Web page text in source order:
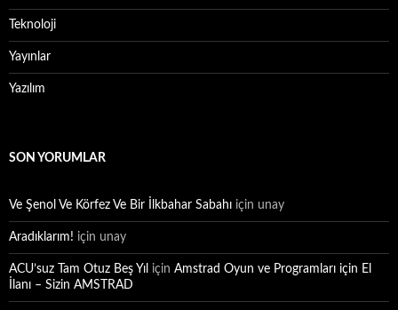
Teknoloji
Yayınlar
Yazılım
SON YORUMLAR
Ve Şenol Ve Körfez Ve Bir İlkbahar Sabahı için unay
Aradıklarım! için unay
ACU’suz Tam Otuz Beş Yıl için Amstrad Oyun ve Programları için El
İlanı – Sizin AMSTRAD